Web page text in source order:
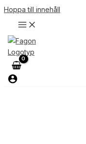
Hoppa till innehåll